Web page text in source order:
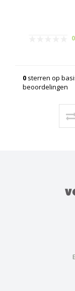
0
0 sterren op
beoordelingen